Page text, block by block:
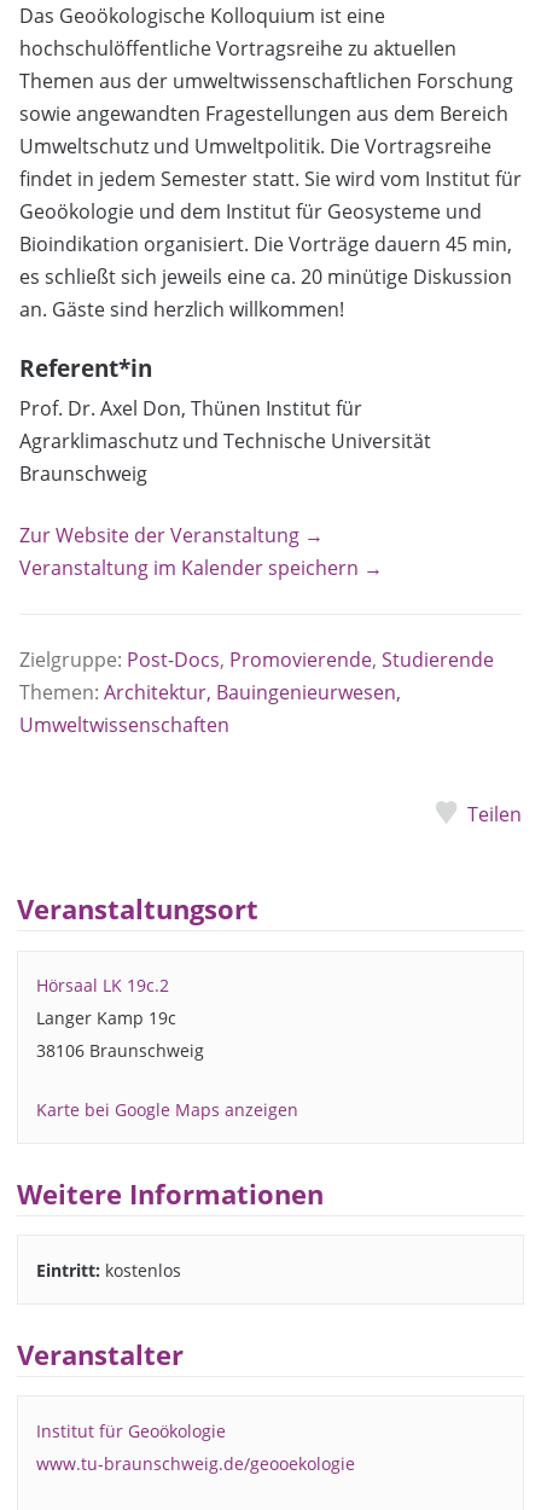
Das Geoökologische Kolloquium ist eine
hochschulöffentliche Vortragsreihe zu aktuellen
Themen aus der umweltwissenschaftlichen Forschung
sowie angewandten Fragestellungen aus dem Bereich
Umweltschutz und Umweltpolitik. Die Vortragsreihe
findet in jedem Semester statt. Sie wird vom Institut für
Geoökologie und dem Institut für Geosysteme und
Bioindikation organisiert. Die Vorträge dauern 45 min,
es schließt sich jeweils eine ca. 20 minütige Diskussion
an. Gäste sind herzlich willkommen!
Referent*in
Prof. Dr. Axel Don, Thünen Institut für
Agrarklimaschutz und Technische Universität
Braunschweig
Zur Website der Veranstaltung →
Veranstaltung im Kalender speichern →
Zielgruppe: Post-Docs, Promovierende, Studierende
Themen: Architektur, Bauingenieurwesen,
Umweltwissenschaften
Teilen
Veranstaltungsort
Hörsaal LK 19c.2
Langer Kamp 19c
38106 Braunschweig
Karte bei Google Maps anzeigen
Weitere Informationen
Eintritt: kostenlos
Veranstalter
Institut für Geoökologie
www.tu-braunschweig.de/geooekologie